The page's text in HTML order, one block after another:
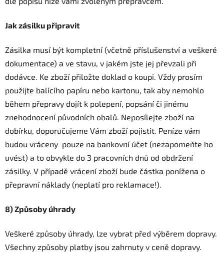
Jak zásilku připravit
Zásilka musí být kompletní (včetně příslušenství a veškeré
dokumentace) a ve stavu, v jakém jste jej převzali při
dodávce. Ke zboží přiložte doklad o koupi. Vždy prosím
použijte balícího papíru nebo kartonu, tak aby nemohlo
během přepravy dojít k polepení, popsání či jinému
znehodnocení původních obalů. Neposílejte zboží na
dobírku, doporučujeme Vám zboží pojistit. Peníze vám
budou vráceny pouze na bankovní účet (nezapomeňte ho
uvést) a to obvykle do 3 pracovních dnů od obdržení
zásilky. V případě vrácení zboží bude částka ponížena o
přepravní náklady (neplatí pro reklamace!).
8) Způsoby úhrady
Veškeré způsoby úhrady, lze vybrat před výběrem dopravy.
Všechny způsoby platby jsou zahrnuty v ceně dopravy.